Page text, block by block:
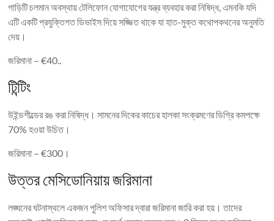
গাড়িটি চলমান অবস্থায় টেলিফোন যোগাযোগের যন্ত্র ব্যবহার করা নিষিদ্ধ, এমনকি যদি
এটি একটি প্রযুক্তিগত ডিভাইস দিয়ে সজ্জিত থাকে যা হাত-মুক্ত কথোপকথনের অনুমতি
দেয়।
জরিমানা – €40..
টিন্টিং
উইন্ডশীল্ডের রঙ করা নিষিদ্ধ। সামনের দিকের কাচের হালকা সংক্রমণের ডিগ্রি কমপক্ষে
70% হওয়া উচিত।
জরিমানা – €300।
উত্তর মেসিডোনিয়ায় জরিমানা
লঙ্ঘনের ঘটনাস্থলে একজন পুলিশ অফিসার দ্বারা জরিমানা জারি করা হয়। তাদের